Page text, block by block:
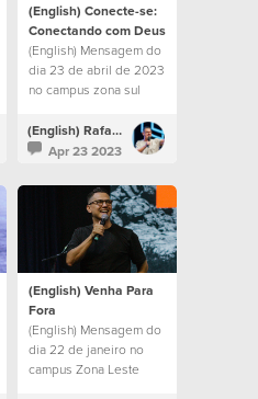
(English) Conecte-se:
Conectando com Deus
(English) Mensagem do
dia 23 de abril de 2023
no campus zona sul
(English) Rafael Bitencourt
Apr 23 2023
(English) Venha Para
Fora
(English) Mensagem do
dia 22 de janeiro no
campus Zona Leste